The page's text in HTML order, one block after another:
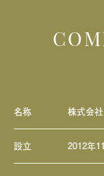
名称 株式会
設立 2012年